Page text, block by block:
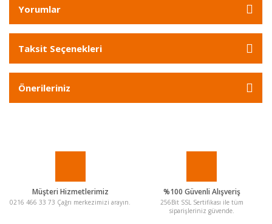
Yorumlar
Taksit Seçenekleri
Önerileriniz
Müşteri Hizmetlerimiz
0216 466 33 73 Çağrı merkezimizi arayın.
%100 Güvenli Alışveriş
256Bit SSL Sertifikası ile tüm
siparişleriniz güvende.